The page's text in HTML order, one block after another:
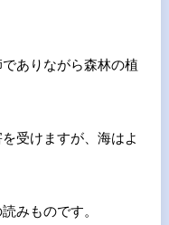
ありながら森林の植
受けますが、海はよ
みものです。